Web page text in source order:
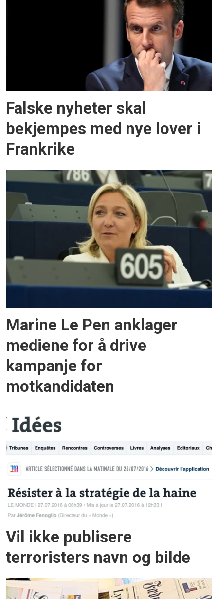
Falske nyheter skal
bekjempes med nye lover i
Frankrike
Marine Le Pen anklager
mediene for å drive
kampanje for
motkandidaten
Vil ikke publisere
terroristers navn og bilde